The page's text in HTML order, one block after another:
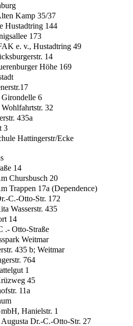
Kamp 35/37
Hustadtring 144
173
e. v., Hustadtring 49
14
Höhe 169
6
32
435a
3
Hattingerstr/Ecke
14
Chursbusch 20
Trappen 17a (Dependence)
C.-Otto-Str. 172
Wasserstr. 435
14
.- Otto-Straße
Weitmar
435 b; Weitmar
764
1
45
11a
Hanielstr. 1
Dr.-C.-Otto-Str. 27